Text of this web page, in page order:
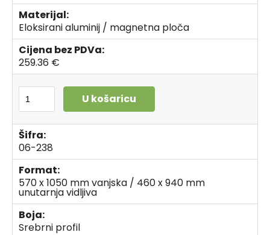
Materijal:
Eloksirani aluminij / magnetna ploča
Cijena bez PDVa:
259.36 €
U košaricu
Šifra:
06-238
Format:
570 x 1050 mm vanjska / 460 x 940 mm
unutarnja vidljiva
Boja:
Srebrni profil